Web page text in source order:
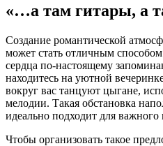
«…а там гитары, а
Создание романтической
может стать отличным
сердца по-настоящему
находитесь на уютной
вокруг вас танцуют цыгане,
мелодии. Такая обстановка
идеально подходит для важного
Чтобы организовать такое